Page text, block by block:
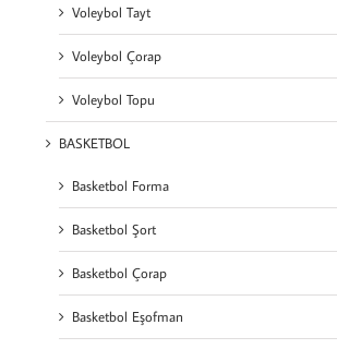
Voleybol Tayt
Voleybol Çorap
Voleybol Topu
BASKETBOL
Basketbol Forma
Basketbol Şort
Basketbol Çorap
Basketbol Eşofman